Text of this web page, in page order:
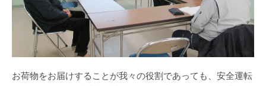
お荷物をお届けすることが我々の役割であっても、安全運転